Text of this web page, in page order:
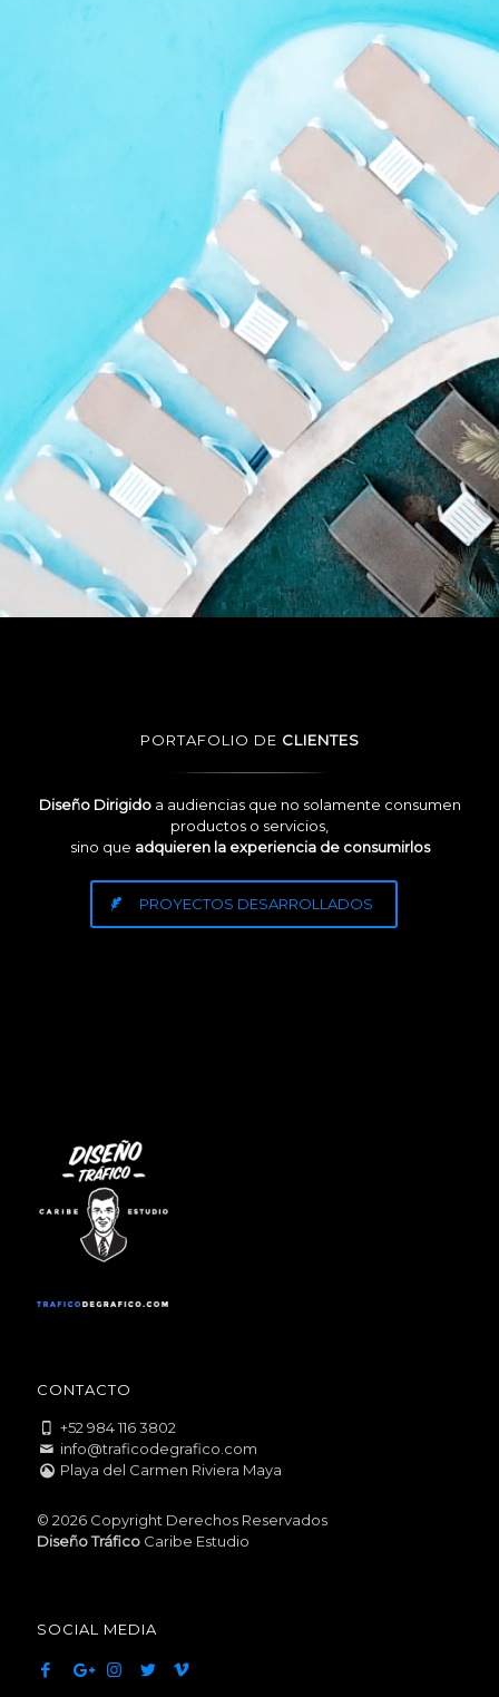
PORTAFOLIO DE CLIENTES
Diseño Dirigidoa audiencias que no solamente consumen
productos o servicios,
sino que adquieren la experiencia de consumirlos
PROYECTOS DESARROLLADOS
CONTACTO
+52 984 116 3802
info@traficodegrafico.com
Playa del Carmen Riviera Maya
© 2026 Copyright Derechos Reservados
Diseño Tráfico Caribe Estudio
SOCIAL MEDIA